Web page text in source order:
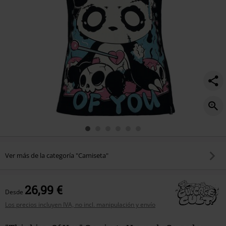
Ver más de la categoría "Camiseta"
Desde 26,99 €
Los precios incluyen IVA, no incl. manipulación y envío